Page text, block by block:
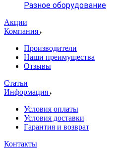
Разное оборудование
Акции
Компания
Производители
Наши преимущества
Отзывы
Статьи
Информация
Условия оплаты
Условия доставки
Гарантия и возврат
Контакты